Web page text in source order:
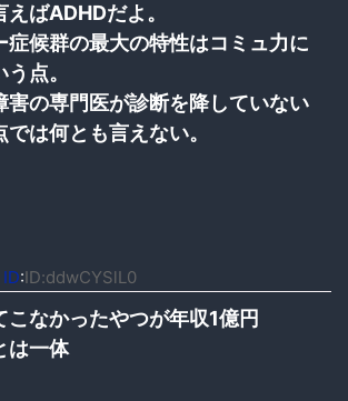
ばADHDだよ。
症候群の最大の特性はコミュ力に
点。
害の専門医が診断を降していない
は何とも言えない。
ID:ID:ddwCYSlL0
こなかったやつが年収1億円
は一体